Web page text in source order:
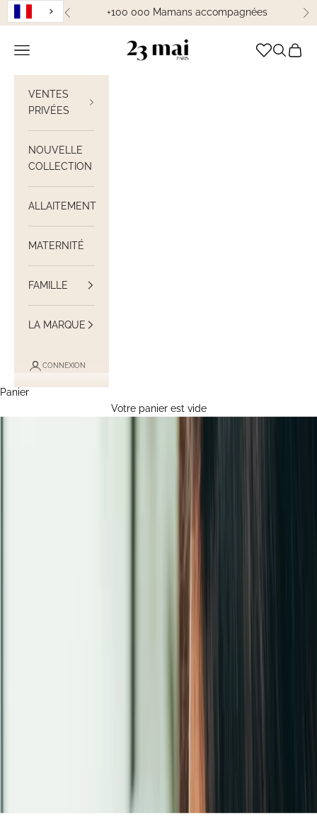
Passer au contenu
Précédent+100 000 Mamans accompagnées
23 Mai Paris
Ouvrir la navigation Ouvrir la
Voir
VENTES
PRIVÉES
NOUVELLE
COLLECTION
ALLAITEMENT
MATERNITÉ
FAMILLE
LA MARQUE
CONNEXION
Panier
Votre panier est vide